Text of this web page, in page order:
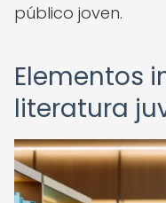
público joven.
Elementos
literatura